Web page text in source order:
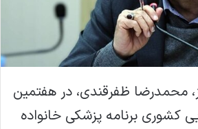
محمدرضا ظفرقندی، در هفتمین
کشوری برنامه پزشکی خانواده